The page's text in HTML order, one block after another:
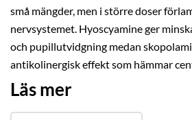
små mängder, men i större doser
nervsystemet. Hyoscyamine ger
och pupillutvidgning medan
antikolinergisk effekt som hämmar
Läs mer